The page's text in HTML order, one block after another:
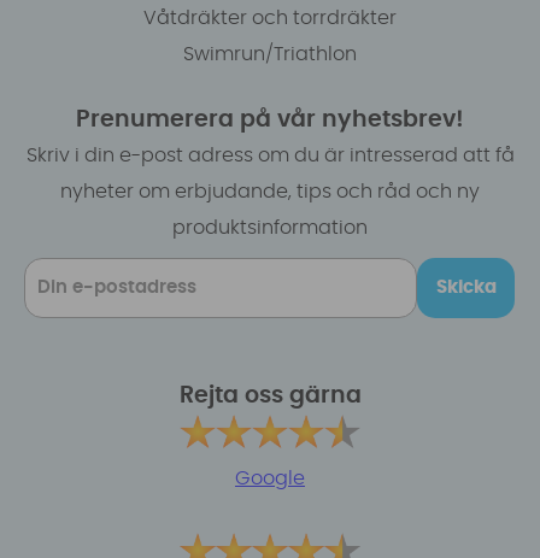
Våtdräkter och torrdräkter
Swimrun/Triathlon
Prenumerera på vår nyhetsbrev!
Skriv i din e-post adress om du är intresserad att få
nyheter om erbjudande, tips och råd och ny
produktsinformation
Skicka
Rejta oss gärna
Google